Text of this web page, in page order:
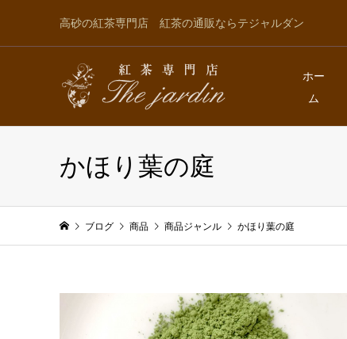
高砂の紅茶専門店 紅茶の通販ならテジャルダン
ホー
ム
かほり葉の庭
ブログ 商品 商品ジャンル かほり葉の庭